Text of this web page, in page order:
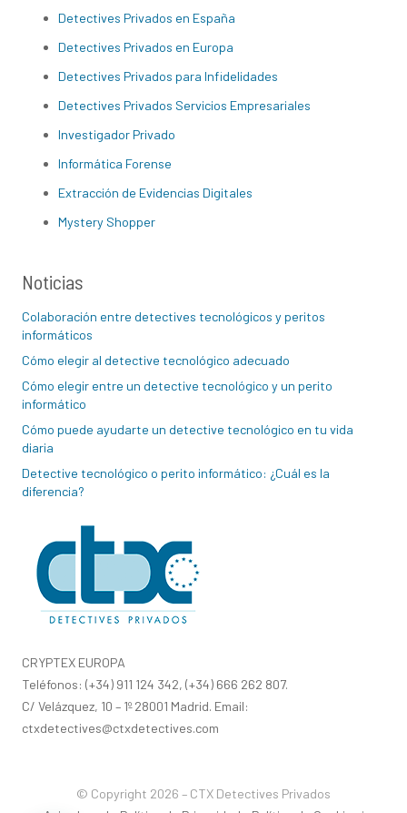
Detectives Privados en España
Detectives Privados en Europa
Detectives Privados para Infidelidades
Detectives Privados Servicios Empresariales
Investigador Privado
Informática Forense
Extracción de Evidencias Digitales
Mystery Shopper
Noticias
Colaboración entre detectives tecnológicos y peritos
informáticos
Cómo elegir al detective tecnológico adecuado
Cómo elegir entre un detective tecnológico y un perito
informático
Cómo puede ayudarte un detective tecnológico en tu vida
diaria
Detective tecnológico o perito informático: ¿Cuál es la
diferencia?
CRYPTEX EUROPA
Teléfonos: (+34) 911 124 342, (+34) 666 262 807.
C/ Velázquez, 10 – 1º 28001 Madrid. Email:
ctxdetectives@ctxdetectives.com
© Copyright 2026 – CTX Detectives Privados